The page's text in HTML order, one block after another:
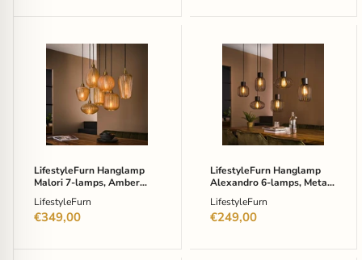
LifestyleFurn
Hanglamp
Malori
lamps,
Amber
glas
glas
LifestyleFurn Hanglamp
Malori 7-lamps, Amber
LifestyleFurn
€349,00
LifestyleFurn
Hanglamp
Alexandro
lamps,
Metaal
Charcoal
LifestyleFurn Hanglamp
Alexandro 6-lamps, Metaal
LifestyleFurn
€249,00